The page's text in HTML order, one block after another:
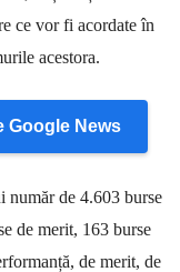
ce vor fi acordate în
acestora.
Google News
număr de 4.603 burse
de merit, 163 burse
de merit, de